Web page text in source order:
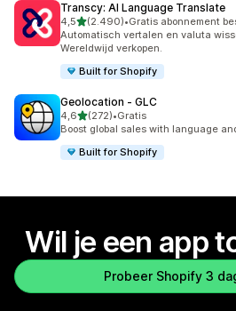
Transcy: AI Language Translate
4,5van 5 sterren
(2.490)
2490 recensies in totaal
•Gratis abonnement
Automatisch vertalen en valuta
Wereldwijd verkopen.
Built for Shopify
Geolocation ‑ GLC
4,6van 5 sterren
(272)
272 recensies in totaal
•Gratis
Boost global sales with language
Built for Shopify
Wil je een app
Probeer Shopify 3